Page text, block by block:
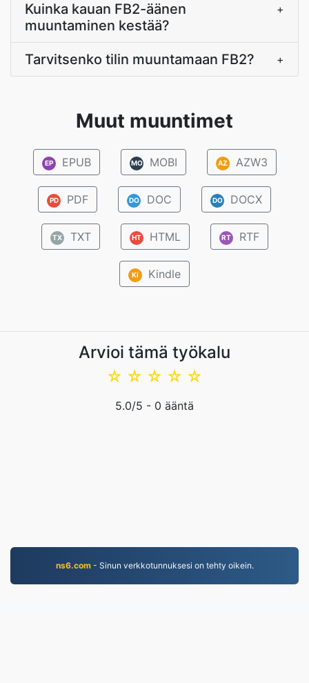
Kuinka kauan FB2-äänen
muuntaminen kestää?
+
Tarvitsenko tilin muuntamaan FB2? +
Muut muuntimet
EP EPUB MO MOBI AZ AZW3
PD PDF DO DOC DO DOCX
TX TXT HT HTML RT RTF
Ki Kindle
Arvioi tämä työkalu
☆
☆
☆
☆
☆
5.0/5 - 0 ääntä
ns6.com- Sinun verkkotunnuksesi on tehty oikein.